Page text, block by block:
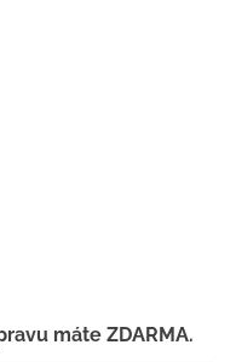
máte ZDARMA.